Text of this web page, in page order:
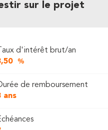
sur le projet
Taux d'intérêt brut/an
%
de remboursement
ans